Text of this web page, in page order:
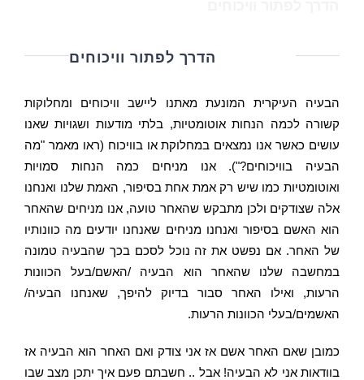
הדרך לפתור וויכוחים
הבעיה העיקרית המונעת מאתנו ליישב וויכוחים ומחלוקות
קשורה לכמה הנחות אוטומטיות, בלתי מודעות ושגויות שאנו
עושים כאשר אנו נמצאים במחלוקת או בוויכוח (ראו מאמר "מה
הבעיה בוויכוחים?"). אנו מניחים כמה הנחות סמויות
ואוטומטיות כמו שיש רק אמת אחת בסיפור, האמת שלנו ואנחנו
אלה שצודקים ולכן מתבקש שהאחר טועה, אנו מניחים שהאחר
הוא האשם בסיפור ואנחנו מניחים שאנחנו יודעים מה כוונותיו
של האחר. אם נפשט את זה נוכל לסכם בכך שהבעיה טמונה
במחשבה שלנו שהאחר הוא הבעיה /האשם/בעל הכוונות
הרעות, ואילו האחר סבור בדיוק להיפך, שאנחנו הבעיה/
האשמים/בעלי הכוונות הרעות.
כמובן שאם האחר אשם אז אני צודק ואם האחר הוא הבעיה אז
בוודאות אני לא הבעיה! אבל .. חשבתם פעם איך יתכן מצב שבו